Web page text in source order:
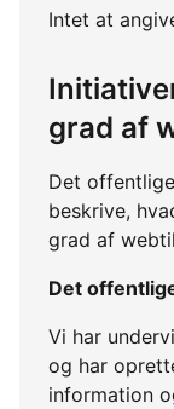
Intet at
grad af
Det
beskrive,
grad af
Det
Vi har
og har
information